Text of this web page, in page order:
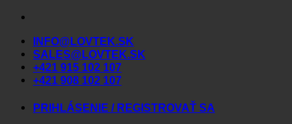
Skip
contentINFO@LOVTEK.SK
SALES@LOVTEK.SK
+421 915 102 107
+421 908 102 107
PRIHLÁSENIE / REGISTROVAŤ SA